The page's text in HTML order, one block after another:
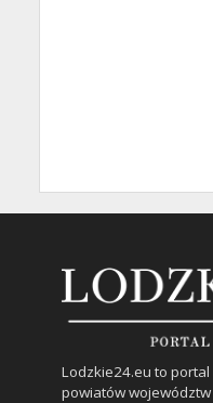
Lodzkie24.eu to
powiatów województw